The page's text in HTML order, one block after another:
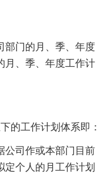
部门的月、季、年度
月、季、年度工作计
的工作计划体系即：
司作或本部门目前
定个人的月工作计划